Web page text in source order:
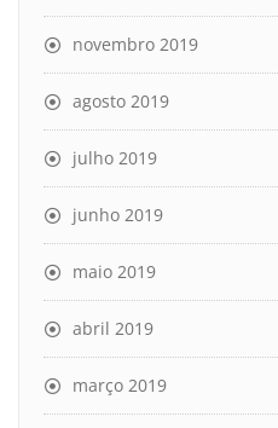
novembro 2019
agosto 2019
julho 2019
junho 2019
maio 2019
abril 2019
março 2019